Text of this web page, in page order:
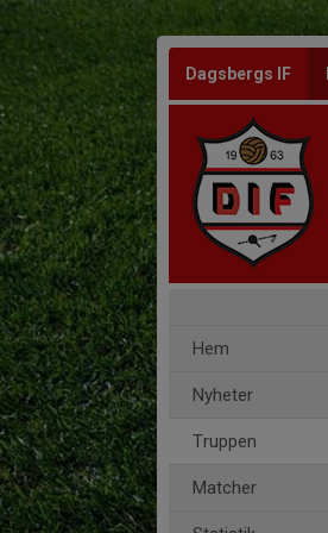
Dagsbergs IF
Hem
Nyheter
Truppen
Matcher